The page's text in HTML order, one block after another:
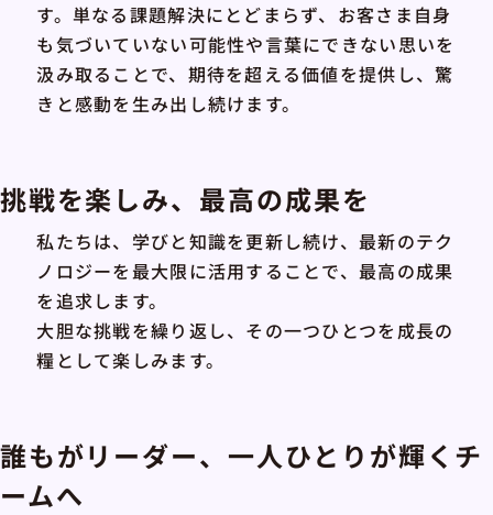
す。単なる課題解決にとどまらず、お客さま自身
も気づいていない可能性や言葉にできない思いを
汲み取ることで、期待を超える価値を提供し、驚
きと感動を生み出し続けます。
挑戦を楽しみ、最高の成果を
私たちは、学びと知識を更新し続け、最新のテク
ノロジーを最大限に活用することで、最高の成果
を追求します。
大胆な挑戦を繰り返し、その一つひとつを成長の
糧として楽しみます。
誰もがリーダー、一人ひとりが輝くチ
ームへ